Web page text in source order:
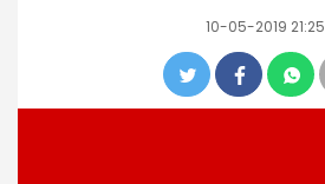
10-05-2019 21:25